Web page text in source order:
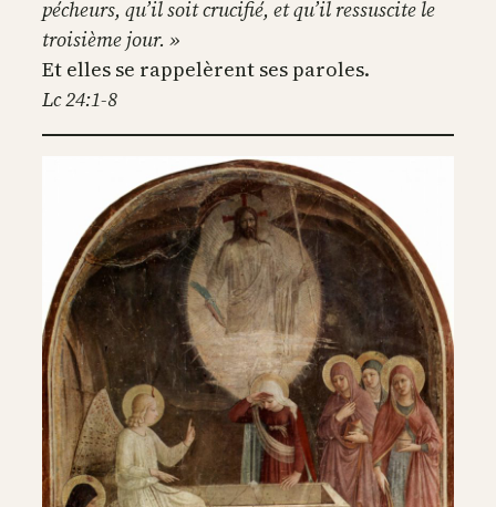
pécheurs, qu’il soit crucifié, et qu’il ressuscite le
troisième jour. »
Et elles se rappelèrent ses paroles.
Lc 24:1-8